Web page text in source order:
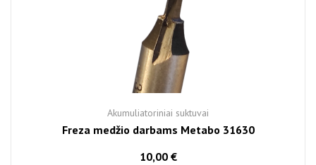
Akumuliatoriniai suktuvai
Freza medžio darbams Metabo 31630
10,00 €